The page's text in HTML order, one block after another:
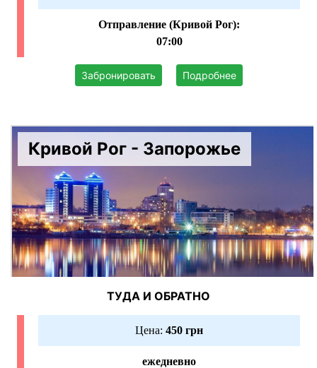
Отправление (Кривой Рог):
07:00
Забронировать Подробнее
Кривой Рог - Запорожье
ТУДА И ОБРАТНО
Цена: 450 грн
ежедневно